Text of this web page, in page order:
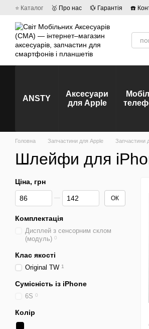
Перейти до основного контенту
⭐ Каталог 🥇 Про нас 💱 Гарантія ☎️
ANSTY
Аксесуари
для Apple
Головна Запчастини для Apple Запчастини
Шлейфи для
Ціна, грн
Від Ціна, грн
До Ціна, грн ОК
Комплектація
Дисплей з сенсорним склом
(модуль) 0
Клас якості
Original TW 1
Сумісність із iPhone
6S 0
Колір